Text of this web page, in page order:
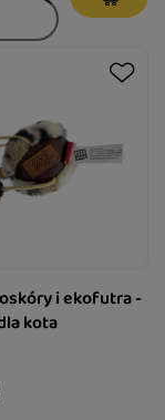
i ekofutra -
kota